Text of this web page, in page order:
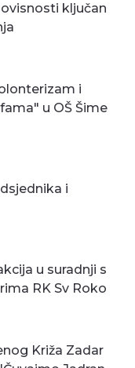
ključan
i
u OŠ Šime
i
u suradnji s
RK Sv Roko
Križa Zadar